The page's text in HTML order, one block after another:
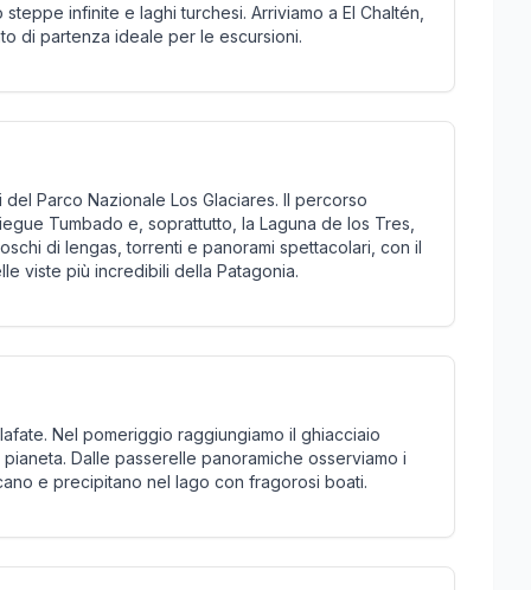
infinite e laghi turchesi. Arriviamo a El Chaltén,
di partenza ideale per le escursioni.
Parco Nazionale Los Glaciares. Il percorso
Tumbado e, soprattutto, la Laguna de los Tres,
di lengas, torrenti e panorami spettacolari, con il
viste più incredibili della Patagonia.
Nel pomeriggio raggiungiamo il ghiacciaio
Dalle passerelle panoramiche osserviamo i
e precipitano nel lago con fragorosi boati.